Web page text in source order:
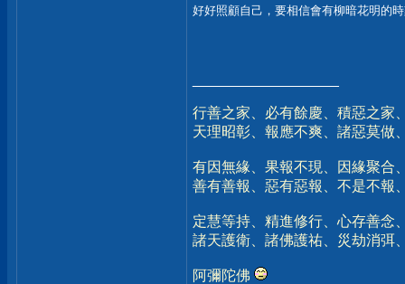
好好照顧自己，要相信會有柳暗花明的
行善之家、必有餘慶、積惡之家
天理昭彰、報應不爽、諸惡莫做
有因無緣、果報不現、因緣聚合
善有善報、惡有惡報、不是不報
定慧等持、精進修行、心存善念
諸天護衛、諸佛護祐、災劫消弭
阿彌陀佛